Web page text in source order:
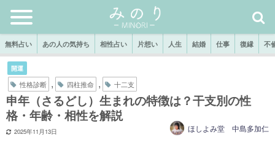
無料占い あの人の気持ち 相性占い 片想い 人生 結婚 仕事 復縁 不
開運
性格診断 , 四柱推命 , 十二支
申年（さるどし）生まれの特徴は？干支別の性
格・年齢・相性を解説
2025年11月13日 ほしよみ堂 中島多加仁